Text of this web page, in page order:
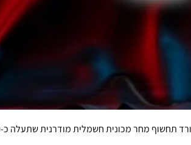
שתעלה כ-85,000 שקלים ותצליח להתמודד מול מיטב תוצאת סין?